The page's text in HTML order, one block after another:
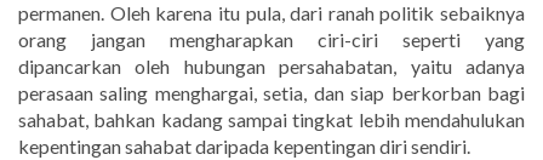
permanen. Oleh karena itu pula, dari ranah politik sebaiknya
orang jangan mengharapkan ciri-ciri seperti yang
dipancarkan oleh hubungan persahabatan, yaitu adanya
perasaan saling menghargai, setia, dan siap berkorban bagi
sahabat, bahkan kadang sampai tingkat lebih mendahulukan
kepentingan sahabat daripada kepentingan diri sendiri.